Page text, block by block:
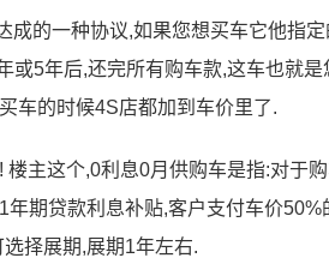
成的一种协议,如果您想买车它他指
或5年后,还完所有购车款,这车也就
车的时候4S店都加到车价里了.
主这个,0利息0月供购车是指:对于
期贷款利息补贴,客户支付车价
择展期,展期1年左右.